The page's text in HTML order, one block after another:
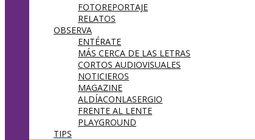
FOTOREPORTAJE
RELATOS
OBSERVA
ENTÉRATE
MÁS CERCA DE LAS LETRAS
CORTOS AUDIOVISUALES
NOTICIEROS
MAGAZINE
ALDÍACONLASERGIO
FRENTE AL LENTE
PLAYGROUND
TIPS